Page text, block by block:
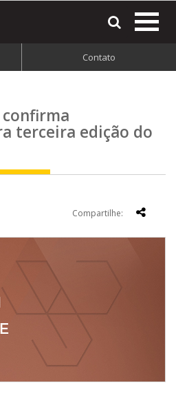
Contato
confirma
terceira edição do
Compartilhe: